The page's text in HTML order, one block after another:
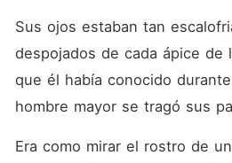
Sus ojos estaban tan
despojados de cada ápice de
que él había conocido
hombre mayor se tragó sus
Era como mirar el rostro de